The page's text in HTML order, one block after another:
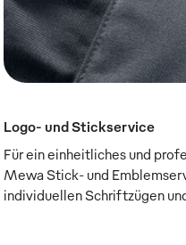
Logo- und Stickservice
Für ein einheitliches und
Mewa Stick- und
individuellen Schriftzügen